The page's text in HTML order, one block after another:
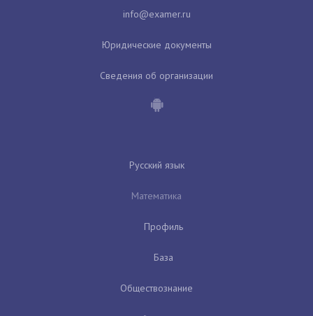
Юридические документы
Сведения об организации
Русский язык
Математика
Профиль
База
Обществознание